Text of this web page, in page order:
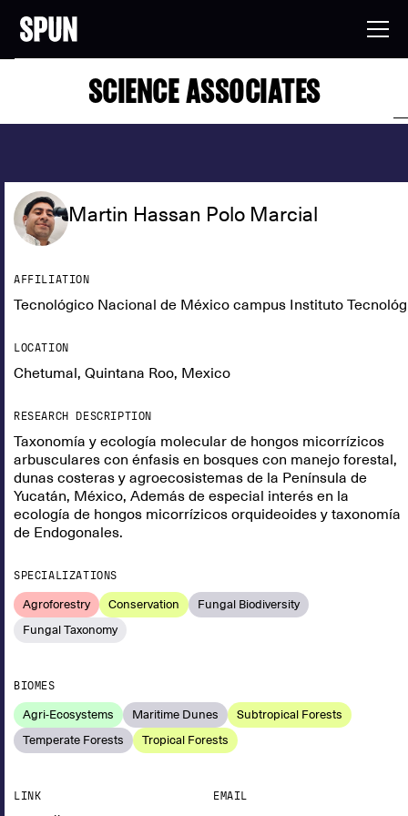
SCIENCE ASSOCIATES
Martin Hassan Polo Marcial
AFFILIATION
Tecnológico Nacional de México campus Instituto
LOCATION
Chetumal, Quintana Roo, Mexico
RESEARCH DESCRIPTION
Taxonomía y ecología molecular de hongos micorrízicos
arbusculares con énfasis en bosques con manejo forestal,
dunas costeras y agroecosistemas de la Península de
Yucatán, México, Además de especial interés en la
ecología de hongos micorrízicos orquideoides y taxonomía
de Endogonales.
SPECIALIZATIONS
Agroforestry Conservation
Fungal Biodiversity
Fungal Taxonomy
BIOMES
Agri-Ecosystems Maritime Dunes
Subtropical Forests
Temperate Forests
Tropical Forests
LINK EMAIL